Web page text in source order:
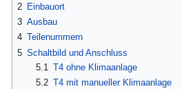
2 Einbauort
3 Ausbau
4 Teilenummern
5 Schaltbild und Anschluss
5.1
T4 ohne Klimaanlage
5.2 T4 mit manueller Klimaanlage